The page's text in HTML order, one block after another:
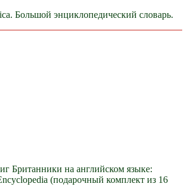
Большой энциклопедический словарь.
Британники на английском языке:
(подарочный комплект из 16